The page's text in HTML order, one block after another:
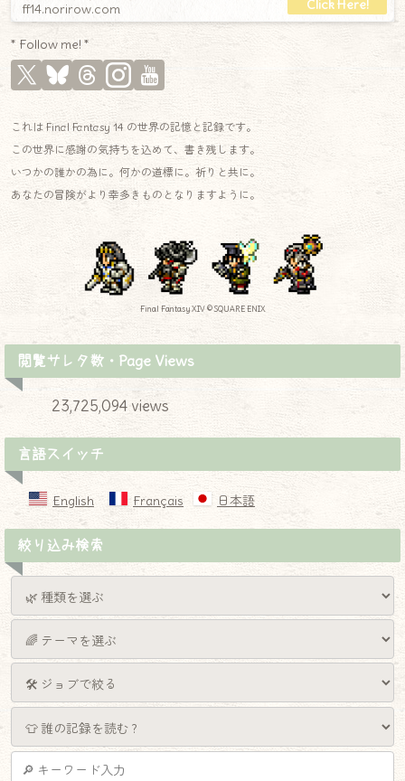
ff14.norirow.com
* Follow me! *
これは Final Fantasy 14 の世界の記憶と記録です。
この世界に感謝の気持ちを込めて、書き残します。
いつかの誰かの為に。何かの道標に。祈りと共に。
あなたの冒険がより幸多きものとなりますように。
Final Fantasy XIV © SQUARE ENIX
閲覧サレタ数・Page Views
23,725,094 views
言語スイッチ
English Français 日本語
絞り込み検索